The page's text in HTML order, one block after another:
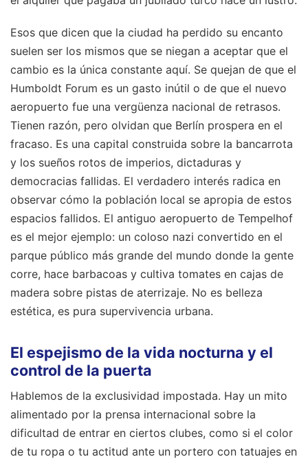
Esos que dicen que la ciudad ha perdido su encanto
suelen ser los mismos que se niegan a aceptar que el
cambio es la única constante aquí. Se quejan de que el
Humboldt Forum es un gasto inútil o de que el nuevo
aeropuerto fue una vergüenza nacional de retrasos.
Tienen razón, pero olvidan que Berlín prospera en el
fracaso. Es una capital construida sobre la bancarrota
y los sueños rotos de imperios, dictaduras y
democracias fallidas. El verdadero interés radica en
observar cómo la población local se apropia de estos
espacios fallidos. El antiguo aeropuerto de Tempelhof
es el mejor ejemplo: un coloso nazi convertido en el
parque público más grande del mundo donde la gente
corre, hace barbacoas y cultiva tomates en cajas de
madera sobre pistas de aterrizaje. No es belleza
estética, es pura supervivencia urbana.
El espejismo de la vida nocturna y el
control de la puerta
Hablemos de la exclusividad impostada. Hay un mito
alimentado por la prensa internacional sobre la
dificultad de entrar en ciertos clubes, como si el color
de tu ropa o tu actitud ante un portero con tatuajes en